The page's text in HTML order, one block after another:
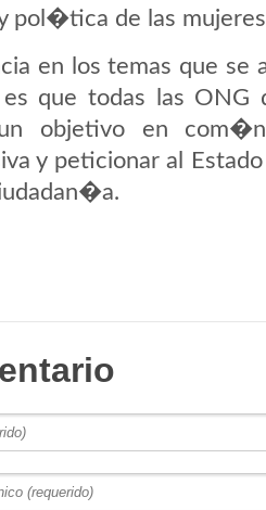
pol�tica de las
en los temas que se
que todas las ONG
objetivo en
y peticionar al